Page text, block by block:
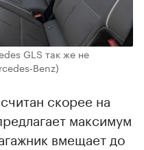
GLS так же не
скорее на
максимум
вмещает до